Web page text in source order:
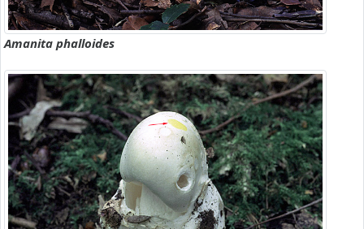
Amanita phalloides